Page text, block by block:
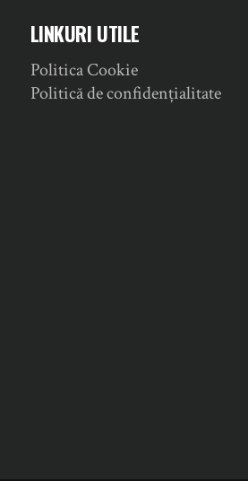
LINKURI UTILE
Politica Cookie
Politică de confidențialitate